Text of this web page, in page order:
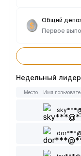
Общий
Первое
Недельный
Место Имя